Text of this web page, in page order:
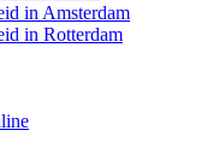
in Amsterdam
in Rotterdam